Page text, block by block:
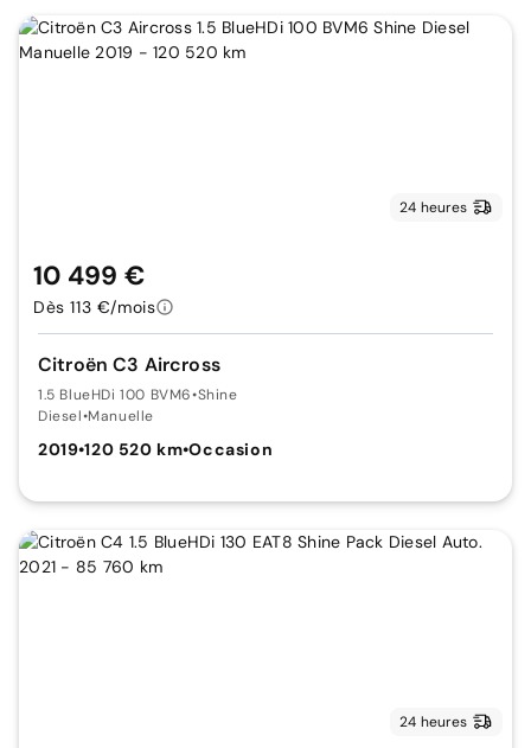
24 heures
Citroën C3 Aircross
1.5 BlueHDi 100 BVM6•Shine
Diesel•Manuelle
2019•120 520 km•Occasion
10 499 €
Dès 113 €/mois
24 heures